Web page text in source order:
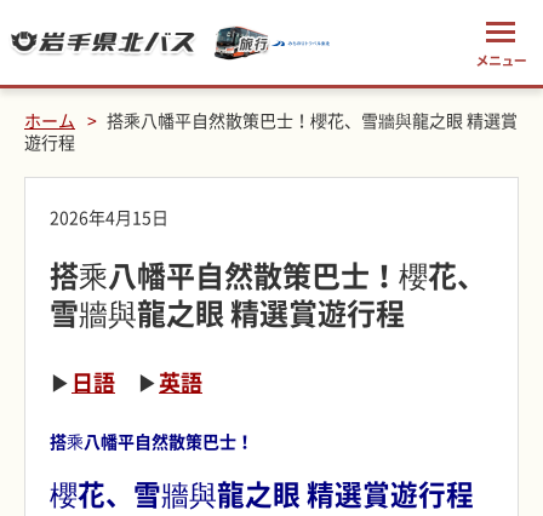
ホーム
搭乘八幡平自然散策巴士！櫻花、雪牆與龍之眼 精選賞
遊行程
2026年4月15日
搭乘八幡平自然散策巴士！櫻花、
雪牆與龍之眼 精選賞遊行程
▶日語 ▶英語
搭乘八幡平自然散策巴士！
櫻花、雪牆與龍之眼 精選賞遊行程